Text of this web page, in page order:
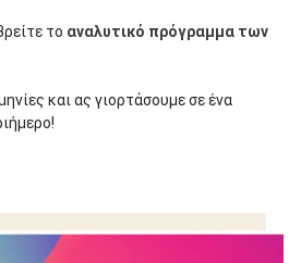
το αναλυτικό πρόγραμμα των
και ας γιορτάσουμε σε ένα